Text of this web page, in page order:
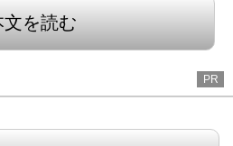
文を読む
PR